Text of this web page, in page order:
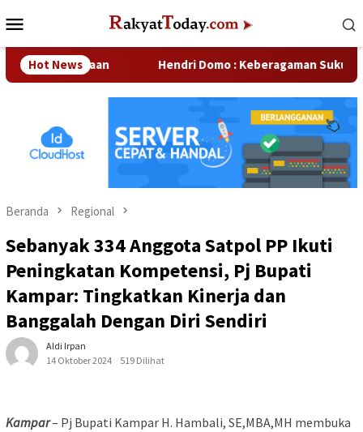
ke
Mobile
Hot News Hendri Domo : Keberagaman Suku dan
Beranda Regional
Sebanyak 334 Anggota Satpol PP Ikuti
Peningkatan Kompetensi, Pj Bupati
Kampar: Tingkatkan Kinerja dan
Banggalah Dengan Diri Sendiri
Aldi Irpan
14 Oktober 2024
519 Dilihat
Kampar– Pj Bupati Kampar H. Hambali, SE,MBA,MH membuka